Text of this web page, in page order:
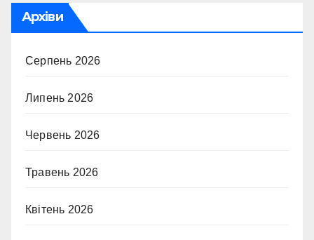
Архіви
Серпень 2026
Липень 2026
Червень 2026
Травень 2026
Квітень 2026